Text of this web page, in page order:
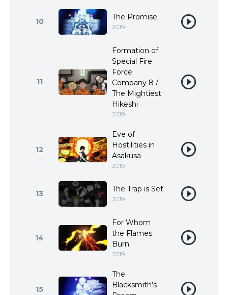
10 The Promise
2019
11
Formation of
Special Fire
Force
Company 8 /
The Mightiest
Hikeshi
2019
12
Eve of
Hostilities in
Asakusa
2019
13 The Trap is Set
2019
14
For Whom
the Flames
Burn
2019
15
The
Blacksmith’s